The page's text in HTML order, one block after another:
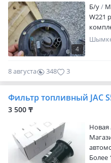
4
Б/y
W221
8 августа 348 3
Фильтр топливный JAC
3 500 ₸
Новая
Более